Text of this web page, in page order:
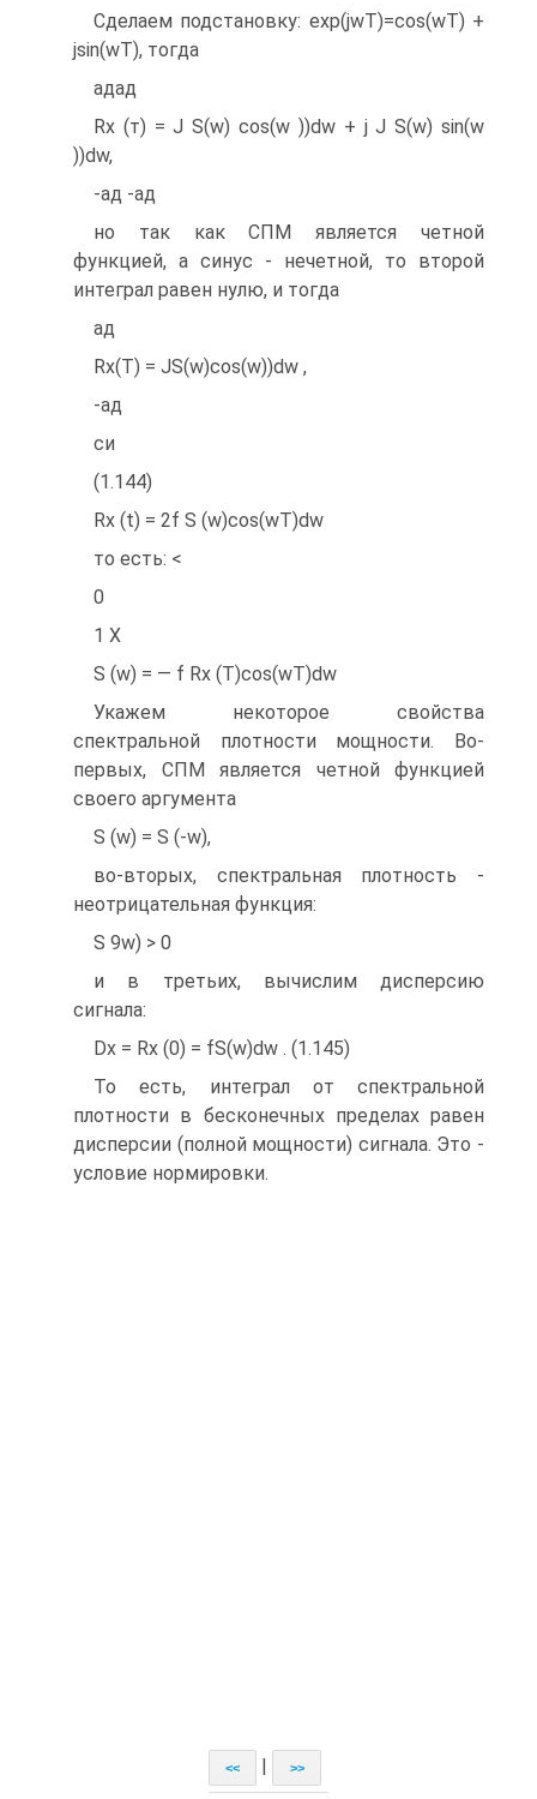
Сделаем подстановку: exp(jwT)=cos(wT) +
jsin(wT), тогда
адад
Rx (т) = J S(w) cos(w ))dw + j J S(w) sin(w
))dw,
-ад -ад
но так как СПМ является четной
функцией, а синус - нечетной, то второй
интеграл равен нулю, и тогда
ад
Rx(T) = JS(w)cos(w))dw ,
-ад
си
(1.144)
Rx (t) = 2f S (w)cos(wT)dw
то есть: <
0
1 X
S (w) = — f Rx (T)cos(wT)dw
Укажем некоторое свойства
спектральной плотности мощности. Во-
первых, СПМ является четной функцией
своего аргумента
S (w) = S (-w),
во-вторых, спектральная плотность -
неотрицательная функция:
S 9w) > 0
и в третьих, вычислим дисперсию
сигнала:
Dx = Rx (0) = fS(w)dw . (1.145)
То есть, интеграл от спектральной
плотности в бесконечных пределах равен
дисперсии (полной мощности) сигнала. Это -
условие нормировки.
<< >>